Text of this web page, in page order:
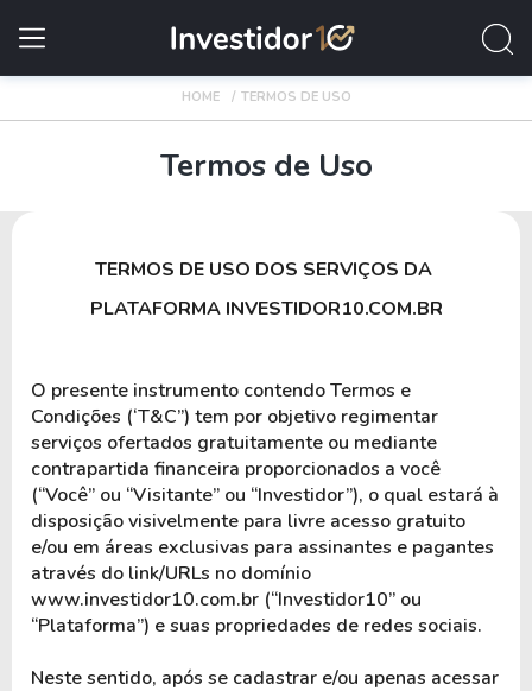
HOME TERMOS DE USO
Termos de Uso
TERMOS DE USO DOS SERVIÇOS DA
PLATAFORMA INVESTIDOR10.COM.BR
O presente instrumento contendo Termos e
Condições (‘T&C”) tem por objetivo regimentar
serviços ofertados gratuitamente ou mediante
contrapartida financeira proporcionados a você
(“Você” ou “Visitante” ou “Investidor”), o qual estará à
disposição visivelmente para livre acesso gratuito
e/ou em áreas exclusivas para assinantes e pagantes
através do link/URLs no domínio
www.investidor10.com.br (“Investidor10” ou
“Plataforma”) e suas propriedades de redes sociais.
Neste sentido, após se cadastrar e/ou apenas acessar